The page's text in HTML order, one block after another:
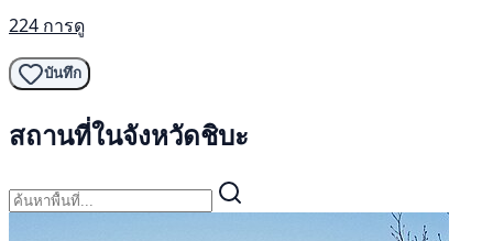
224 การดู
บันทึก
สถานที่ในจังหวัดชิบะ